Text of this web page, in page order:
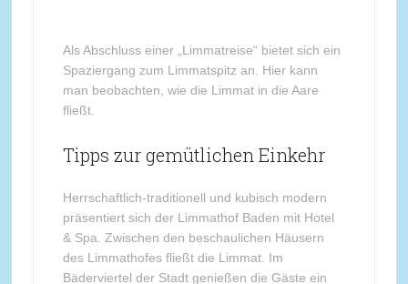
Als Abschluss einer „Limmatreise“ bietet sich ein
Spaziergang zum Limmatspitz an. Hier kann
man beobachten, wie die Limmat in die Aare
fließt.
Tipps zur gemütlichen Einkehr
Herrschaftlich-traditionell und kubisch modern
präsentiert sich der Limmathof Baden mit Hotel
& Spa. Zwischen den beschaulichen Häusern
des Limmathofes fließt die Limmat. Im
Bäderviertel der Stadt genießen die Gäste ein